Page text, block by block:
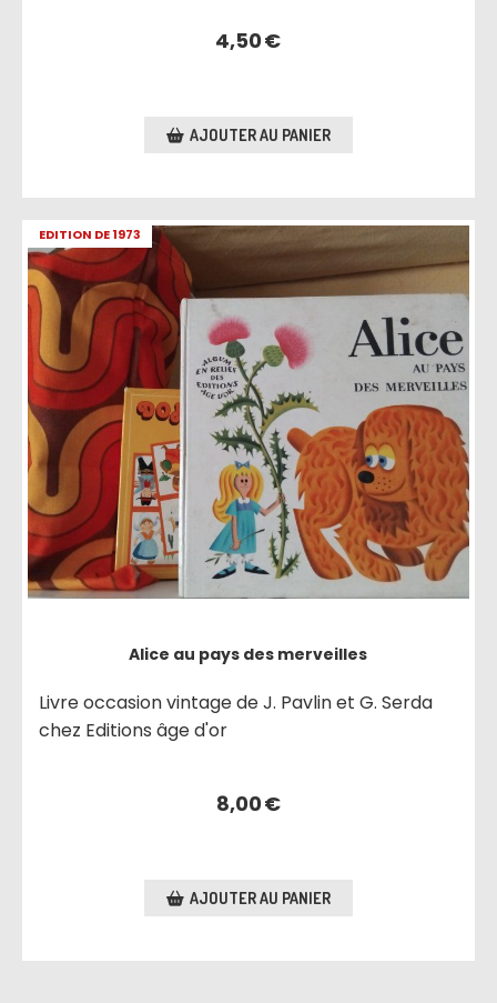
4,50€
AJOUTER AU PANIER
Alice au pays des merveilles
Livre occasion vintage de J. Pavlin et G. Serda
chez Editions âge d'or
8,00€
AJOUTER AU PANIER
EDITION DE 1973